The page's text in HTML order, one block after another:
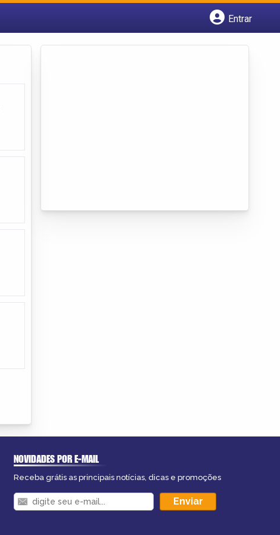
Entrar
NOVIDADES POR E-MAIL
Receba grátis as principais notícias, dicas e promoções